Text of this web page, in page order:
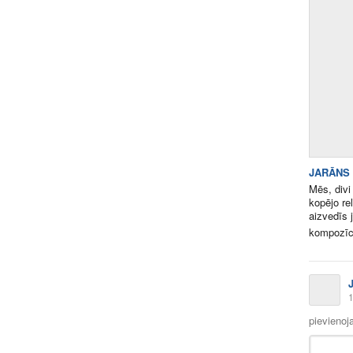
Mēs,
kopējo
aizvedīs